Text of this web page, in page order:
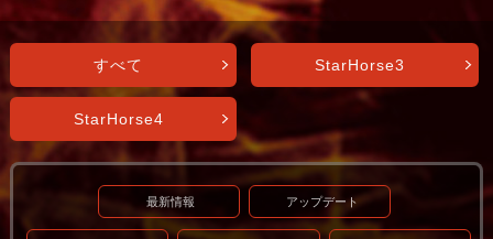
すべて StarHorse3
StarHorse4
最新情報 アップデート